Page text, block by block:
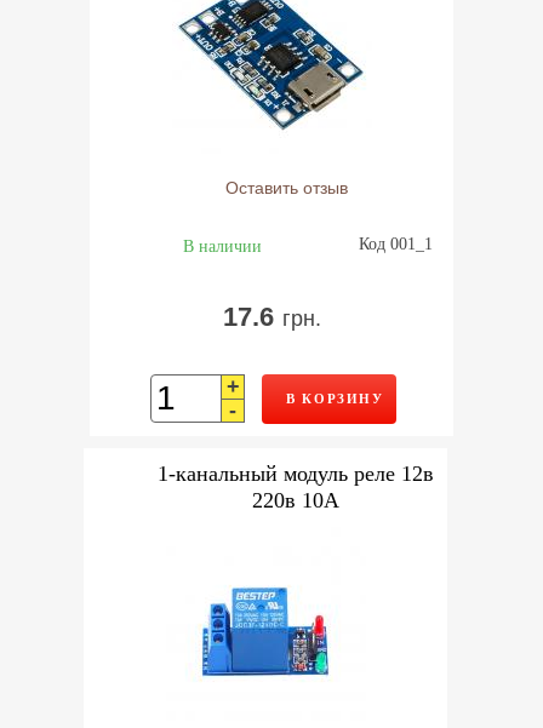
Оставить отзыв
В наличии Код 001_1
17.6 грн.
+
-
В КОРЗИНУ
1-канальный модуль реле 12в
220в 10А